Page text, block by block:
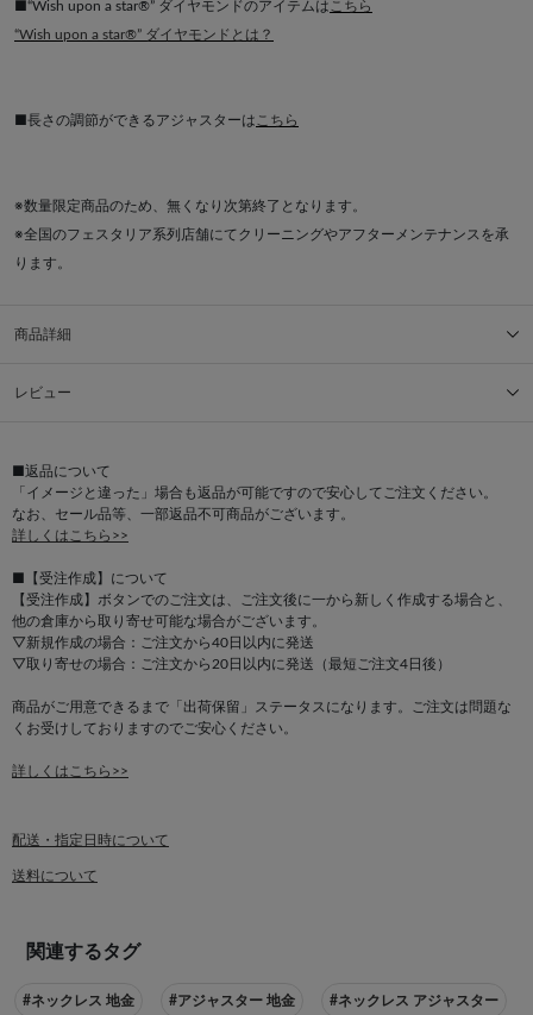
■“Wish upon a star®” ダイヤモンドのアイテムは こちら
“Wish upon a star®” ダイヤモンドとは？
■長さの調節ができるアジャスターは こちら
※数量限定商品のため、無くなり次第終了となります。
※全国のフェスタリア系列店舗にてクリーニングやアフターメンテナンスを承
ります。
商品詳細
レビュー
■返品について
「イメージと違った」場合も返品が可能ですので安心してご注文ください。
なお、セール品等、一部返品不可商品がございます。
詳しくはこちら>>
■【受注作成】について
【受注作成】ボタンでのご注文は、ご注文後に一から新しく作成する場合と、
他の倉庫から取り寄せ可能な場合がございます。
▽新規作成の場合：ご注文から40日以内に発送
▽取り寄せの場合：ご注文から20日以内に発送（最短ご注文4日後）
商品がご用意できるまで「出荷保留」ステータスになります。ご注文は問題な
くお受けしておりますのでご安心ください。
詳しくはこちら>>
配送・指定日時について
送料について
関連するタグ
#ネックレス 地金 #アジャスター 地金 #ネックレス アジャスター